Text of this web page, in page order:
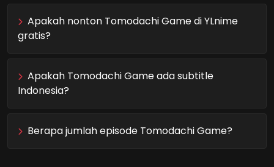
Apakah nonton Tomodachi Game di YLnime
gratis?
Apakah Tomodachi Game ada subtitle
Indonesia?
Berapa jumlah episode Tomodachi Game?